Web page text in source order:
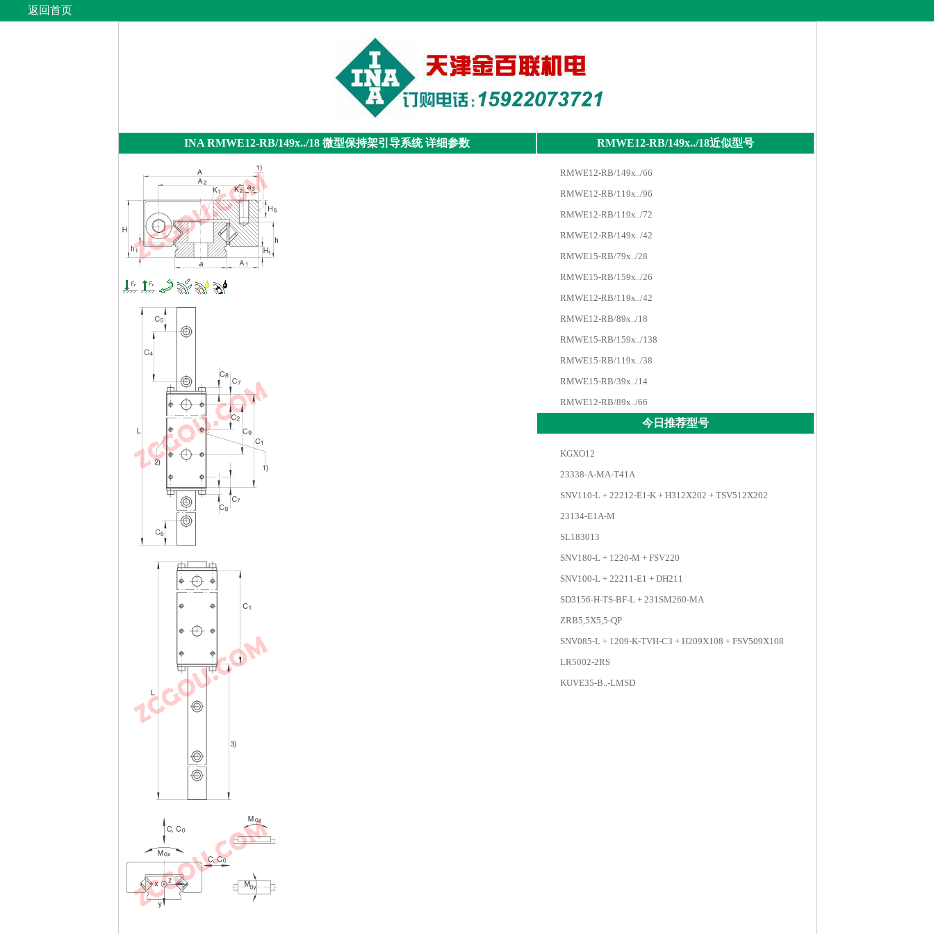
返回首页
INA RMWE12-RB/149x../18 微型保持架引导系统详细参数 RMWE12-RB/149x../18近似型号
RMWE12-RB/149x../66
RMWE12-RB/119x../96
RMWE12-RB/119x../72
RMWE12-RB/149x../42
RMWE15-RB/79x../28
RMWE15-RB/159x../26
RMWE12-RB/119x../42
RMWE12-RB/89x../18
RMWE15-RB/159x../138
RMWE15-RB/119x../38
RMWE15-RB/39x../14
RMWE12-RB/89x../66
今日推荐型号
KGXO12
23338-A-MA-T41A
SNV110-L + 22212-E1-K + H312X202 + TSV512X202
23134-E1A-M
SL183013
SNV180-L + 1220-M + FSV220
SNV100-L + 22211-E1 + DH211
SD3156-H-TS-BF-L + 231SM260-MA
ZRB5,5X5,5-QP
SNV085-L + 1209-K-TVH-C3 + H209X108 + FSV509X108
LR5002-2RS
KUVE35-B..-LMSD